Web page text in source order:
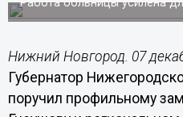
Работа больницы усилена
Нижний Новгород. 07
Губернатор
поручил профильному